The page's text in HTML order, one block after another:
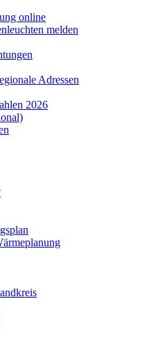
online
melden
Adressen
2026